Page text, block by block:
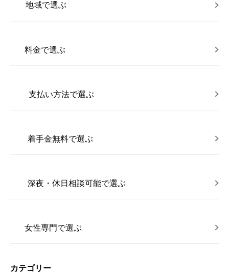
地域で選ぶ
料金で選ぶ
支払い方法で選ぶ
着手金無料で選ぶ
深夜・休日相談可能で選ぶ
女性専門で選ぶ
カテゴリー